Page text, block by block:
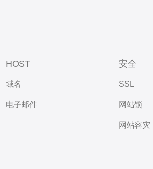
HOST
域名
电子邮件
安全
SSL
网站锁
网站容灾